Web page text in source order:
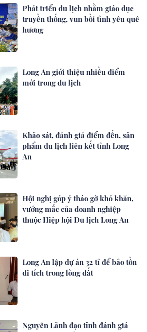
Phát triển du lịch nhằm giáo dục
truyền thống, vun bồi tình yêu quê
hương
Long An giới thiệu nhiều điểm
mới trong du lịch
Khảo sát, đánh giá điểm đến, sản
phẩm du lịch liên kết tỉnh Long
An
Hội nghị góp ý tháo gỡ khó khăn,
vướng mắc của doanh nghiệp
thuộc Hiệp hội Du lịch Long An
Long An lập dự án 32 tỉ để bảo tồn
di tích trong lòng đất
Nguyên Lãnh đạo tỉnh đánh giá